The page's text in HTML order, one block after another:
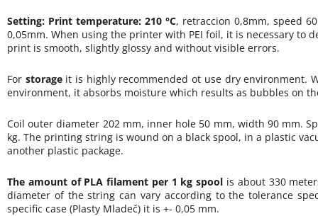
Setting: Print temperature: 210 °C, retraccion 0,8mm, speed
0,05mm. When using the printer with PEI foil, it is necessary to
print is smooth, slightly glossy and without visible errors.
For storageit is highly recommended ot use dry environment.
environment, it absorbs moisture which results as bubbles on
Coil outer diameter 202 mm, inner hole 50 mm, width 90 mm.
kg. The printing string is wound on a black spool, in a plastic
another plastic package.
The amount of PLA filament per 1 kg spool is about 330
diameter of the string can vary according to the tolerance
specific case (Plasty Mladeč) it is +- 0,05 mm.